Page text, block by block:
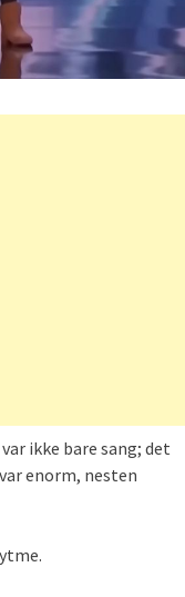
ikke bare sang; det
enorm, nesten